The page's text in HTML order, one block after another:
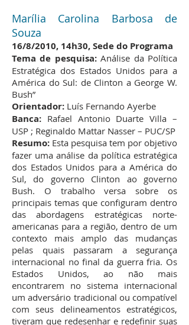
Marília Carolina Barbosa de
Souza
16/8/2010, 14h30, Sede do Programa
Tema de pesquisa:Análise da Política
Estratégica dos Estados Unidos para a
América do Sul: de Clinton a George W.
Bush”
Orientador: Luís Fernando Ayerbe
Banca: Rafael Antonio Duarte Villa –
USP ; Reginaldo Mattar Nasser – PUC/SP
Resumo: Esta pesquisa tem por objetivo
fazer uma análise da política estratégica
dos Estados Unidos para a América do
Sul, do governo Clinton ao governo
Bush. O trabalho versa sobre os
principais temas que configuram dentro
das abordagens estratégicas norte-
americanas para a região, dentro de um
contexto mais amplo das mudanças
pelas quais passaram a segurança
internacional no final da guerra fria. Os
Estados Unidos, ao não mais
encontrarem no sistema internacional
um adversário tradicional ou compatível
com seus delineamentos estratégicos,
tiveram que redesenhar e redefinir suas